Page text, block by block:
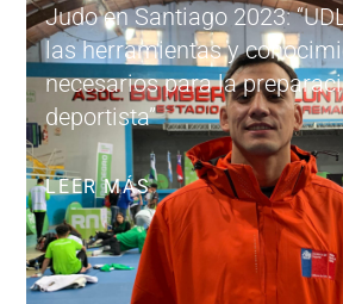
Judo en Santiago 2023:
las herramientas y
necesarios para la
deportista”
LEER MÁS